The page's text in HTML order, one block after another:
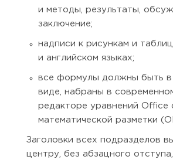
и методы, результаты,
заключение;
надписи к рисункам и
и английском языках;
все формулы должны быть в
виде, набраны в
редакторе уравнений Office
математической разметки
Заголовки всех подразделов
центру, без абзацного